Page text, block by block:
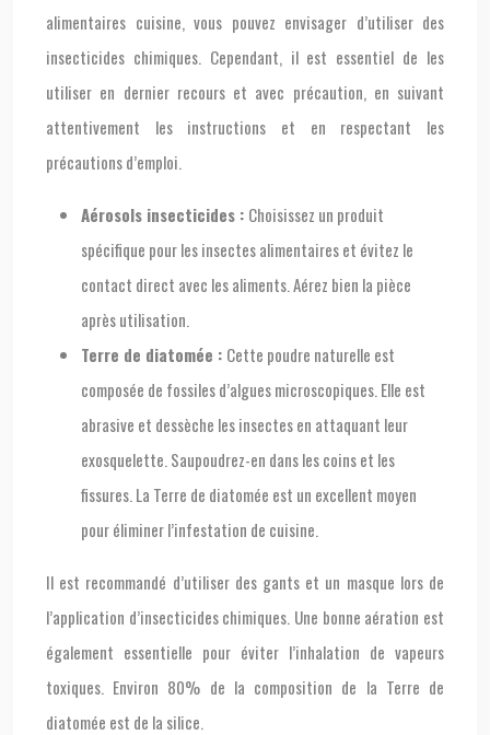
alimentaires cuisine, vous pouvez envisager d’utiliser des
insecticides chimiques. Cependant, il est essentiel de les
utiliser en dernier recours et avec précaution, en suivant
attentivement les instructions et en respectant les
précautions d’emploi.
Aérosols insecticides : Choisissez un produit
spécifique pour les insectes alimentaires et évitez le
contact direct avec les aliments. Aérez bien la pièce
après utilisation.
Terre de diatomée : Cette poudre naturelle est
composée de fossiles d’algues microscopiques. Elle est
abrasive et dessèche les insectes en attaquant leur
exosquelette. Saupoudrez-en dans les coins et les
fissures. La Terre de diatomée est un excellent moyen
pour éliminer l’infestation de cuisine.
Il est recommandé d’utiliser des gants et un masque lors de
l’application d’insecticides chimiques. Une bonne aération est
également essentielle pour éviter l’inhalation de vapeurs
toxiques. Environ 80% de la composition de la Terre de
diatomée est de la silice.